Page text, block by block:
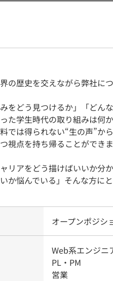
の歴史を交えながら弊社に
みをどう見つけるか」「ど
た学生時代の取り組みは何
では得られない“生の声”か
視点を持ち帰ることができま
ャリアをどう描けばいいか
か悩んでいる」そんな方に
オープンポジシ
Web系エンジニ
PL・PM
営業